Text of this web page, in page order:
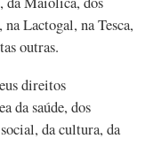
Lactogal, na Tesca,
outras.
direitos
da saúde, dos
da cultura, da